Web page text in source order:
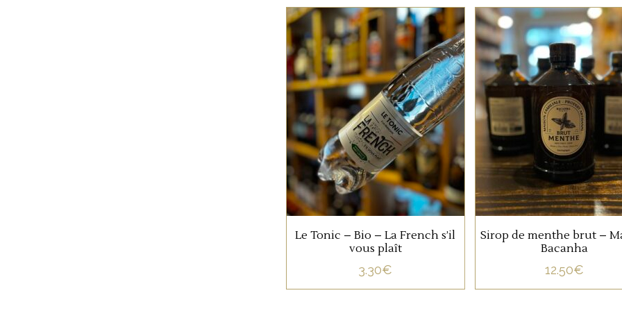
SANS ALCOOL
Le Tonic bio français pour
élaborer vos cocktails ou
juste pour se rafraichir.
AJOUTER AU PANIER
Le Tonic – Bio – La French s’il
vous plaît
3.30€
SANS ALCOOL
Le sirop de menthe
Bacanha est un
concentré
Sa saveur affirmée de
menthe et son goût
s’harmonisent à sa
senteur poivrée.
Sirop de menthe brut –
Bacanha
12.50€
Nos horaires d’ouverture
Mardi - Mercredi : 10h - 19h
Jeudi - Vendredi - Samedi : 10h - 23h
33 rue de Zurich 67000 Strasbourg
03 88 36 10 87